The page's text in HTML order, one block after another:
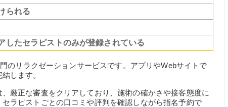
られる
したセラピストのみが登録されている
のリラクゼーションサービスです。アプリやWebサイトで
します。
厳正な審査をクリアしており、施術の確かさや接客態度に
ラピストごとの口コミや評判を確認しながら指名予約で